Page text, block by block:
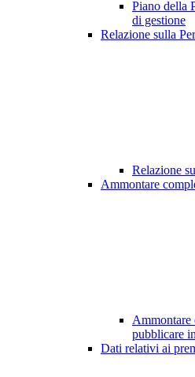
Piano della
di gestione
Relazione sulla
Relazione
Ammontare
Ammontare
pubblicare
Dati relativi ai